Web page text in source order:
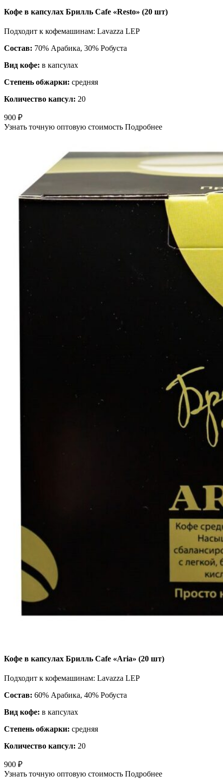
Кофе в капсулах Брилль Cafe «Resto» (20 шт)
Подходит к кофемашинам: Lavazza LEP
Состав: 70% Арабика, 30% Робуста
Вид кофе: в капсулах
Степень обжарки: средняя
Количество капсул: 20
900 ₽
Узнать точную оптовую стоимость Подробнее
Кофе в капсулах Брилль Cafe «Аria» (20 шт)
Подходит к кофемашинам: Lavazza LEP
Состав: 60% Арабика, 40% Робуста
Вид кофе: в капсулах
Степень обжарки: средняя
Количество капсул: 20
900 ₽
Узнать точную оптовую стоимость Подробнее